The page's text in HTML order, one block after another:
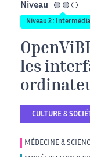
Niveau
Niveau 2 :
les
CULTURE &
MÉDECINE &